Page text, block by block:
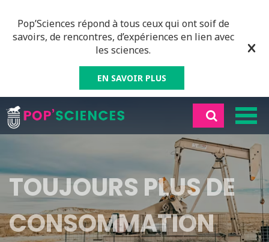
Pop’Sciences répond à tous ceux qui ont soif de
savoirs, de rencontres, d’expériences en lien avec
les sciences.
EN SAVOIR PLUS
TOUJOURS PLUS DE
CONSOMMATION